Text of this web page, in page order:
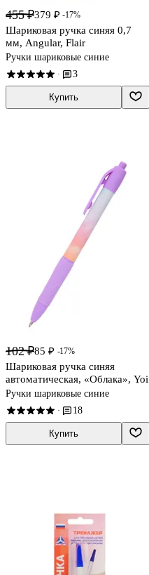
455 ₽379 ₽ -17%
Шариковая ручка синяя 0,7
мм, Angular, Flair
Ручки шариковые синие
· 3
Купить
102 ₽85 ₽ -17%
Шариковая ручка синяя
автоматическая, «Облака», Yoi
Ручки шариковые синие
· 18
Купить